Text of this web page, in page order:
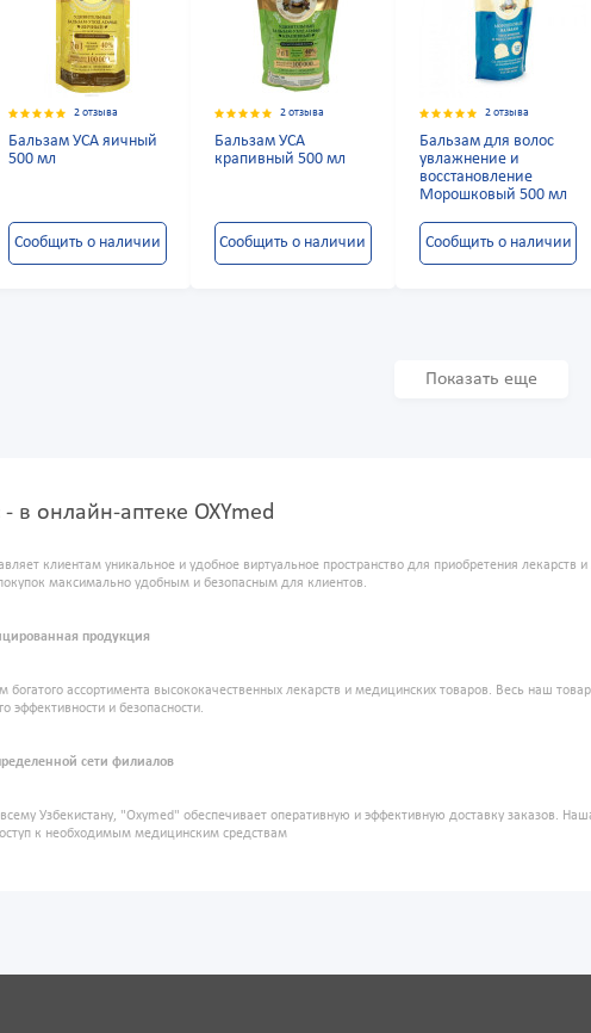
2 отзыва
Бальзам УСА яичный
500 мл
Сообщить о наличии
2 отзыва
Бальзам УСА
крапивный 500 мл
Сообщить о наличии
2 отзыва
Бальзам для волос
увлажнение и
восстановление
Морошковый 500 мл
Сообщить о наличии
Показать еще
в онлайн-аптеке OXYmed
клиентам уникальное и удобное виртуальное пространство для приобретения
максимально удобным и безопасным для клиентов.
продукция
богатого ассортимента высококачественных лекарств и медицинских товаров. Весь наш
эффективности и безопасности.
сети филиалов
Узбекистану, "Oxymed" обеспечивает оперативную и эффективную доставку заказов.
к необходимым медицинским средствам